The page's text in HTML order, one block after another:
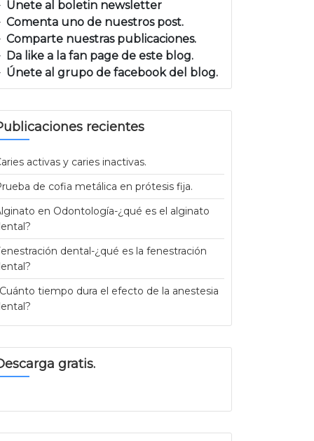
Unete al boletin newsletter
Comenta uno de nuestros post.
Comparte nuestras publicaciones.
Da like a la fan page de este blog.
Únete al grupo de facebook del blog.
recientes
activas y caries inactivas.
de cofia metálica en prótesis fija.
en Odontología-¿qué es el alginato
dental-¿qué es la fenestración
tiempo dura el efecto de la anestesia
gratis.